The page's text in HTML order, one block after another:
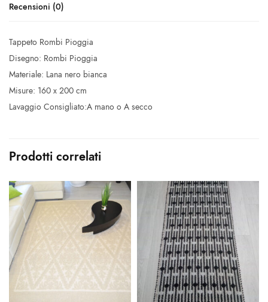
Recensioni (0)
Tappeto Rombi Pioggia
Disegno: Rombi Pioggia
Materiale: Lana nero bianca
Misure: 160 x 200 cm
Lavaggio Consigliato:A mano o A secco
Prodotti correlati